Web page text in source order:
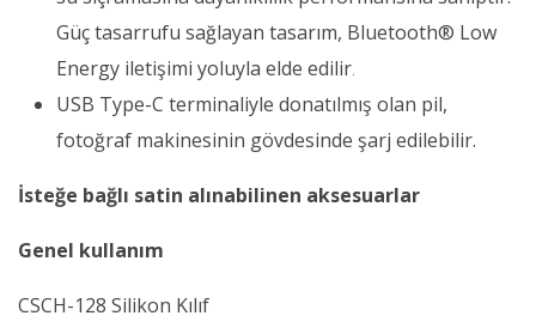
Güç tasarrufu sağlayan tasarım, Bluetooth® Low
Energy iletişimi yoluyla elde edilir.
USB Type-C terminaliyle donatılmış olan pil,
fotoğraf makinesinin gövdesinde şarj edilebilir.
İsteğe bağlı satin alınabilinen aksesuarlar
Genel kullanım
CSCH-128 Silikon Kılıf